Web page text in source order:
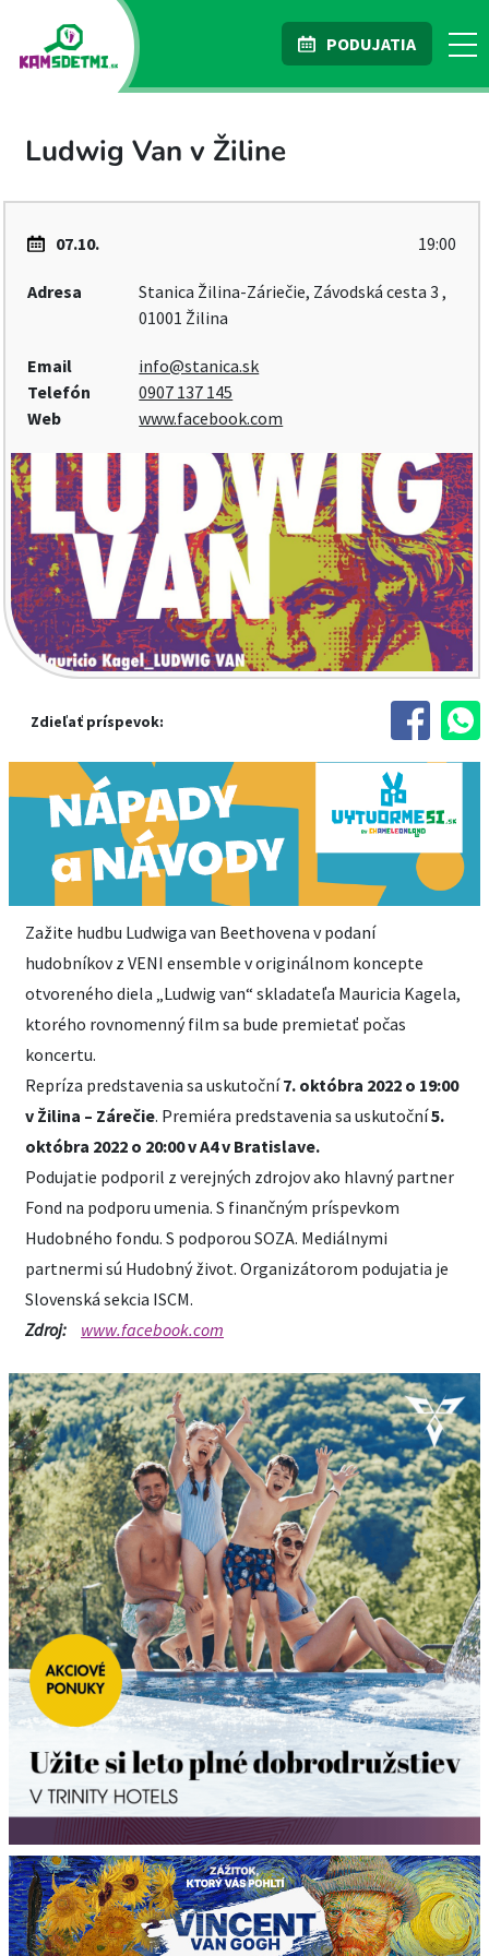
PODUJATIA
Ludwig Van v Žiline
07.10. 19:00
Adresa
Stanica Žilina-Záriečie, Závodská cesta 3 ,
01001 Žilina
Email
info@stanica.sk
Telefón
0907 137 145
Web
www.facebook.com
Zdieľať príspevok:
Zažite hudbu Ludwiga van Beethovena v podaní
hudobníkov z VENI ensemble v originálnom koncepte
otvoreného diela „Ludwig van“ skladateľa Mauricia Kagela,
ktorého rovnomenný film sa bude premietať počas
koncertu.
Repríza predstavenia sa uskutoční7. októbra 2022 o 19:00
v Žilina – Zárečie. Premiéra predstavenia sa uskutoční5.
októbra 2022 o 20:00 v A4 v Bratislave.
Podujatie podporil z verejných zdrojov ako hlavný partner
Fond na podporu umenia. S finančným príspevkom
Hudobného fondu. S podporou SOZA. Mediálnymi
partnermi sú Hudobný život. Organizátorom podujatia je
Slovenská sekcia ISCM.
Zdroj:
www.facebook.com